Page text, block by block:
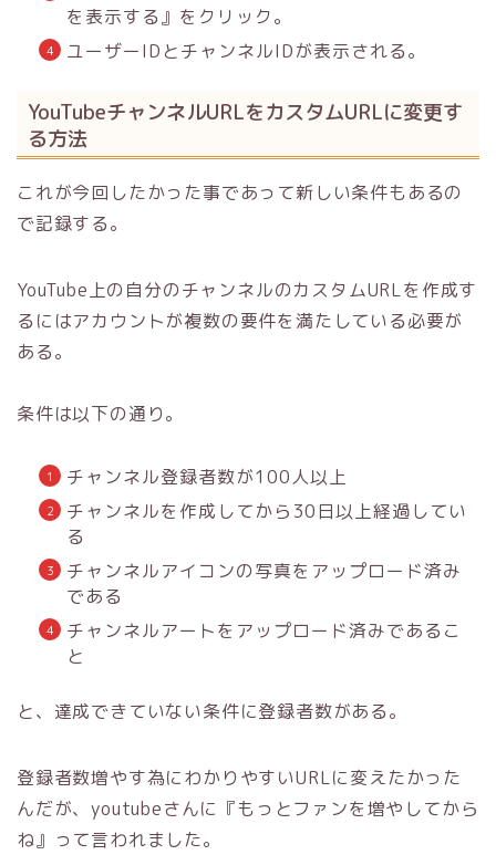
を表示する』をクリック。
ユーザーIDとチャンネルIDが表示される。
YouTubeチャンネルURLをカスタムURLに変更す
る方法
これが今回したかった事であって新しい条件もあるの
で記録する。
YouTube上の自分のチャンネルのカスタムURLを作成す
るにはアカウントが複数の要件を満たしている必要が
ある。
条件は以下の通り。
チャンネル登録者数が100人以上
チャンネルを作成してから30日以上経過してい
る
チャンネルアイコンの写真をアップロード済み
である
チャンネルアートをアップロード済みであるこ
と
と、達成できていない条件に登録者数がある。
登録者数増やす為にわかりやすいURLに変えたかった
んだが、youtubeさんに『もっとファンを増やしてから
ね』って言われました。